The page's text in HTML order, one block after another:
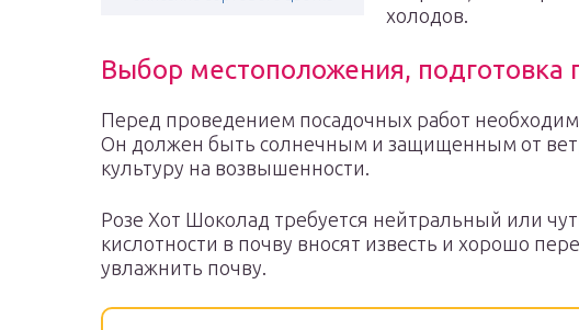
холодов.
Выбор местоположения, подготовка
Перед проведением посадочных работ
Он должен быть солнечным и защищенным от
культуру на возвышенности.
Розе Хот Шоколад требуется нейтральный или
кислотности в почву вносят известь и хорошо
увлажнить почву.